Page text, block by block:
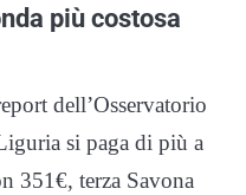
più costosa
dell’Osservatorio
si paga di più a
351€, terza Savona